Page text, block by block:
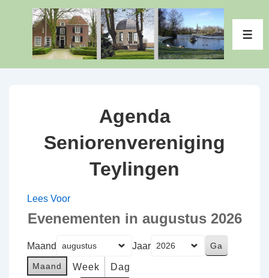
Doorgaan
hoofdinhoud
Agenda
Seniorenvereniging
Teylingen
Lees Voor
Evenementen in augustus 2026
Maand Jaar
Maand Week Dag